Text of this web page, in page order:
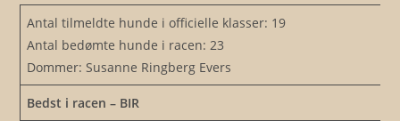
Skip
content
Antal tilmeldte hunde i officielle klasser: 19
Antal bedømte hunde i racen: 23
Dommer: Susanne Ringberg Evers
Bedst i racen – BIR